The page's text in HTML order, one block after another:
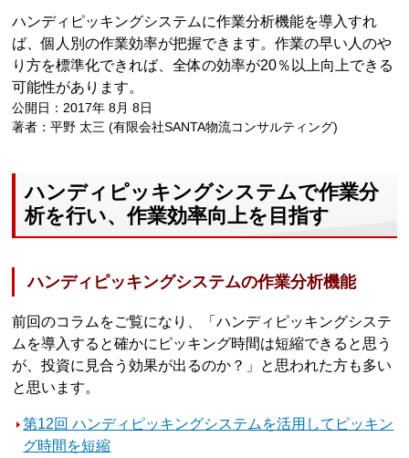
ハンディピッキングシステムに作業分析機能を導入すれ
ば、個人別の作業効率が把握できます。作業の早い人のや
り方を標準化できれば、全体の効率が20％以上向上できる
可能性があります。
公開日：2017年 8月 8日
著者：平野 太三 (有限会社SANTA物流コンサルティング)
ハンディピッキングシステムで作業分
析を行い、作業効率向上を目指す
ハンディピッキングシステムの作業分析機能
前回のコラムをご覧になり、「ハンディピッキングシステ
ムを導入すると確かにピッキング時間は短縮できると思う
が、投資に見合う効果が出るのか？」と思われた方も多い
と思います。
第12回 ハンディピッキングシステムを活用してピッキン
グ時間を短縮